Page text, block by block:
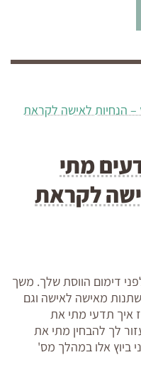
מתי
לקראת
לביוץ שיתרחש 14 יום לפני דימום הווסת שלך. משך
מאישה לאישה וגם
איך תדעי מתי את
לך להבחין מתי את
ביוץ אלו במהלך מס'